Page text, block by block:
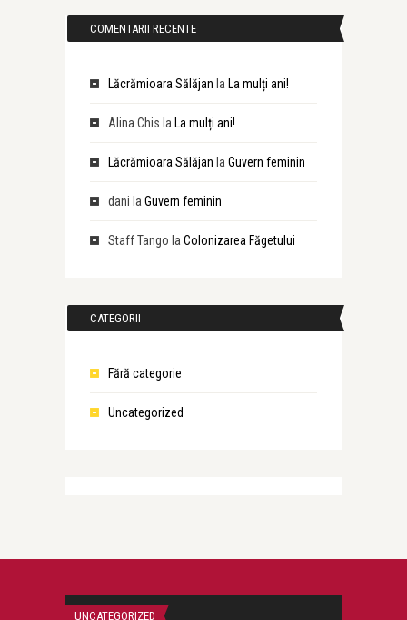
COMENTARII RECENTE
Lăcrămioara Sălăjan la La mulți ani!
Alina Chis la La mulți ani!
Lăcrămioara Sălăjan la Guvern feminin
dani la Guvern feminin
Staff Tango la Colonizarea Făgetului
CATEGORII
Fără categorie
Uncategorized
UNCATEGORIZED